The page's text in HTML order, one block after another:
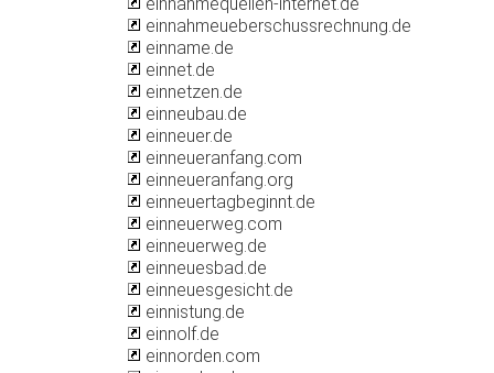
einnahmeueberschussrechnung.de
einname.de
einnet.de
einnetzen.de
einneubau.de
einneuer.de
einneueranfang.com
einneueranfang.org
einneuertagbeginnt.de
einneuerweg.com
einneuerweg.de
einneuesbad.de
einneuesgesicht.de
einnistung.de
einnolf.de
einnorden.com